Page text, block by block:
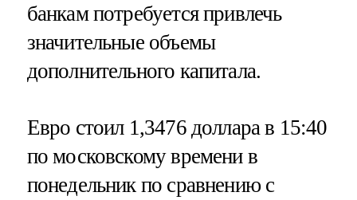
банкам потребуется привлечь
значительные объемы
дополнительного капитала.
Евро стоил 1,3476 доллара в 15:40
по московскому времени в
понедельник по сравнению с